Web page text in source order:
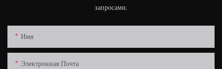
запросами.
Имя
Электронная Почта